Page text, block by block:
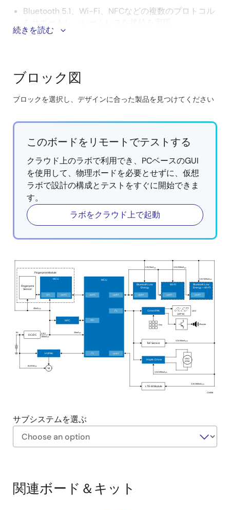
Bluetooth 5.1、Wi-Fi、NFCなどの複数のプロトコル
最小かつ低消費電力のBluetooth 5.1システムオンチ
高度に統合されたNFCリーダライタICとプログラマ
ブルミックスドシグナルマトリクスを内蔵している
ため、複数のシステム機能を1つのカスタム回路に統
高性能な120MHz MCUを低ピン数で提供し、効率的
な指紋アルゴリズム搭載を実現
続きを読む
ブロック図
ブロックを選択し、デザインに合った製品を見つけてください
interactive
diagram
このボードをリモートでテストする
クラウド上のラボで利用でき、PCベースのGUI
を使用して、物理ボードを必要とせずに、仮想
ラボで設計の構成とテストをすぐに開始できま
す。
ラボをクラウド上で起動
CN058
Fingerprint
Sensor
Fingerprint Module
DC/DC
HVPAK
NFC
GreenPAK
(128*64)
M
ToF Sensor
Haptic Driver
LTE-M Module
LRA/
ERM
40mAtyp
6V
3.3V/
150mApk
6V/0.5Apk
20mApk
3.3V/5mApk
Key
3.3V/250mApk
3.3V/55mAtyp
3.3V/300mAtyp
Buzzer
LED
3.3V/320mApk
3.3V/325mApk
MCU
SPI UART
MCU
UART UART
SPI
I2C
I2C UART
Bluetooth Low
Energy
UART
Wi-Fi
UART
Bluetooth Low
Energy + Wi-Fi
UART
サブシステムを選ぶ
solution/58
Diagram
関連ボード＆キット